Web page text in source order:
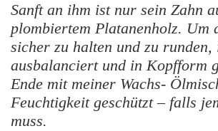
Sanft an ihm ist nur sein Zahn
plombiertem Platanenholz. Um
sicher zu halten und zu
ausbalanciert und in Kopfform
Ende mit meiner Wachs-
Feuchtigkeit geschützt – falls
muss.